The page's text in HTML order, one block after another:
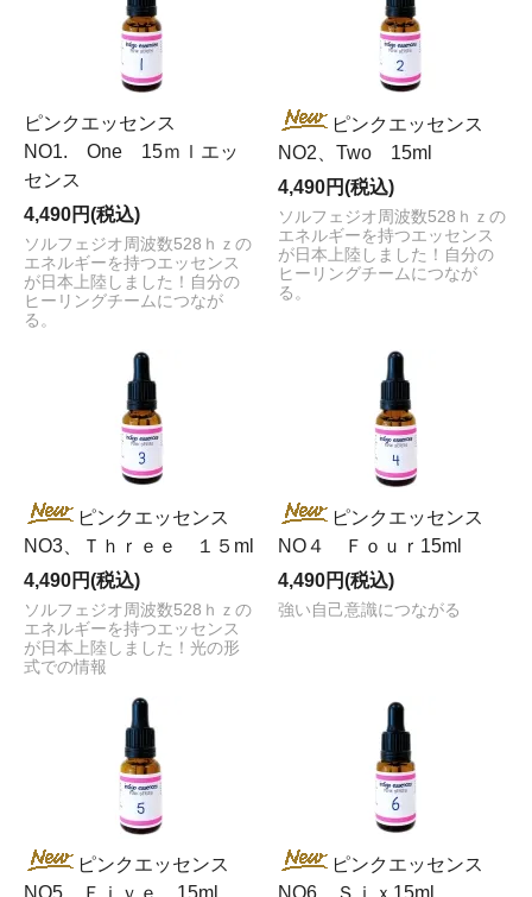
ピンクエッセンス
NO1. One 15ｍｌエッ
センス
4,490円(税込)
ソルフェジオ周波数528ｈｚの
エネルギーを持つエッセンス
が日本上陸しました！自分の
ヒーリングチームにつなが
る。
ピンクエッセンス
NO2、Two 15ml
4,490円(税込)
ソルフェジオ周波数528ｈｚの
エネルギーを持つエッセンス
が日本上陸しました！自分の
ヒーリングチームにつなが
る。
ピンクエッセンス
NO3、Ｔｈｒｅｅ １５ml
4,490円(税込)
ソルフェジオ周波数528ｈｚの
エネルギーを持つエッセンス
が日本上陸しました！光の形
式での情報
ピンクエッセンス
NO４ Ｆｏｕｒ15ml
4,490円(税込)
強い自己意識につながる
ピンクエッセンス
ピンクエッセンス